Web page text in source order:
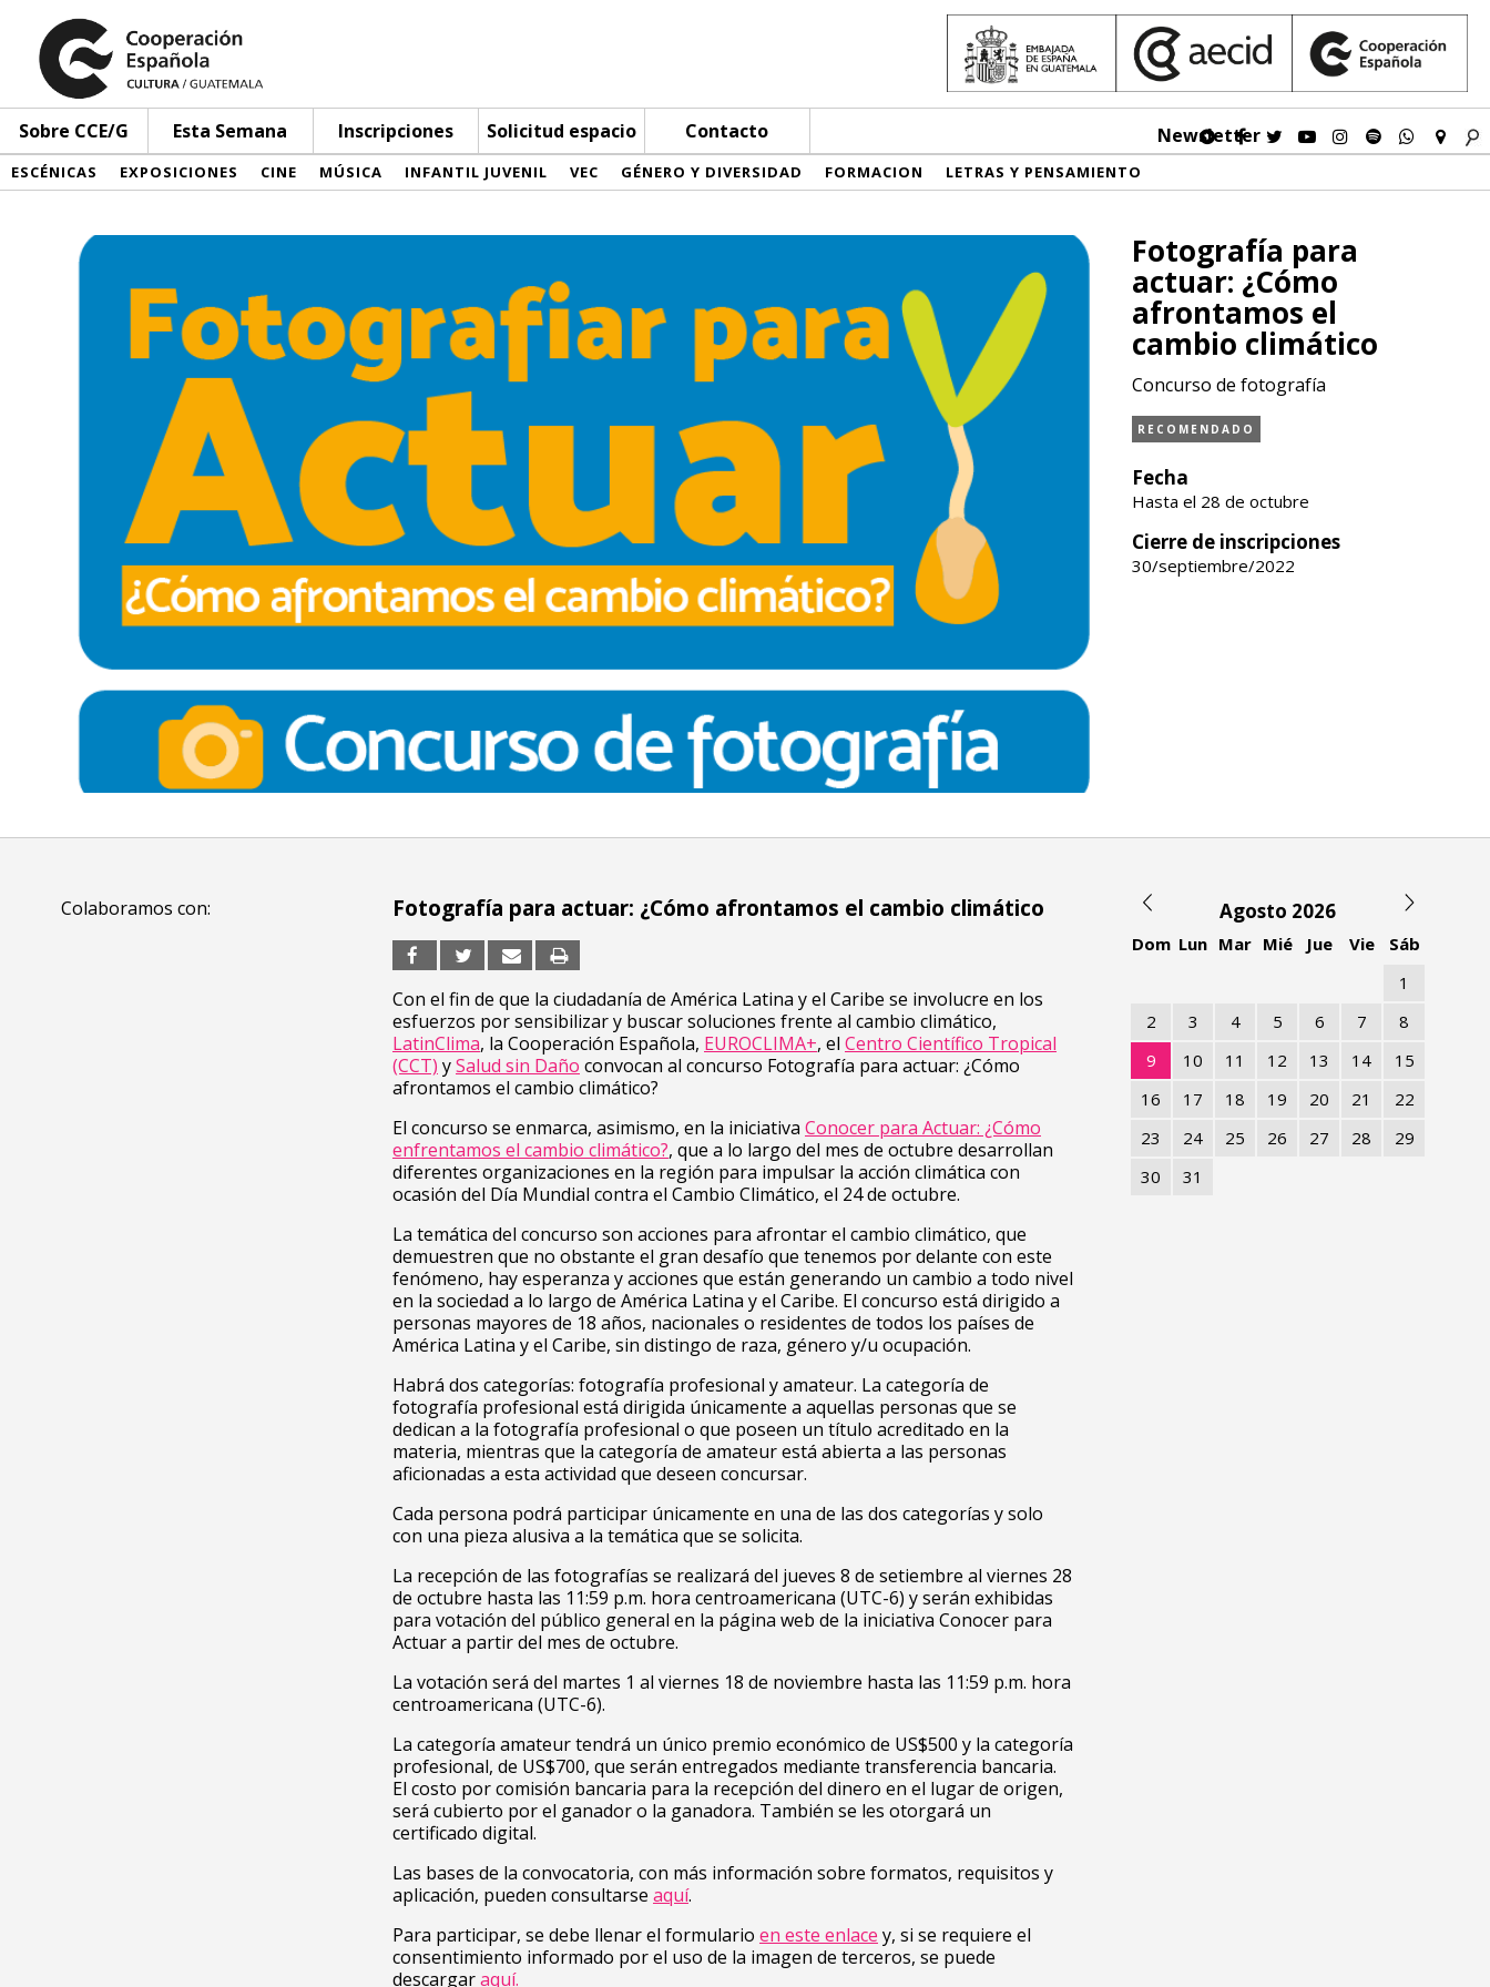
Sobre CCE/G Esta Semana Inscripciones Solicitud espacio Contacto Newsletter
ESCÉNICAS EXPOSICIONES CINE MÚSICA INFANTIL JUVENIL VEC GÉNERO Y DIVERSIDAD FORMACION LETRAS Y PENSAMIENTO
Fotografía para
actuar: ¿Cómo
afrontamos el
cambio climático
Concurso de fotografía
RECOMENDADO
Fecha
Hasta el 28 de octubre
Cierre de inscripciones
30/septiembre/2022
Colaboramos con: Fotografía para actuar: ¿Cómo afrontamos el cambio climático
Con el fin de que la ciudadanía de América Latina y el Caribe se involucre en los
esfuerzos por sensibilizar y buscar soluciones frente al cambio climático,
LatinClima, la Cooperación Española, EUROCLIMA+, el Centro Científico Tropical
(CCT) ySalud sin Daño convocan al concurso Fotografía para actuar: ¿Cómo
afrontamos el cambio climático?
El concurso se enmarca, asimismo, en la iniciativa Conocer para Actuar: ¿Cómo
enfrentamos el cambio climático?, que a lo largo del mes de octubre desarrollan
diferentes organizaciones en la región para impulsar la acción climática con
ocasión del Día Mundial contra el Cambio Climático, el 24 de octubre.
La temática del concurso son acciones para afrontar el cambio climático, que
demuestren que no obstante el gran desafío que tenemos por delante con este
fenómeno, hay esperanza y acciones que están generando un cambio a todo nivel
en la sociedad a lo largo de América Latina y el Caribe. El concurso está dirigido a
personas mayores de 18 años, nacionales o residentes de todos los países de
América Latina y el Caribe, sin distingo de raza, género y/u ocupación.
Habrá dos categorías: fotografía profesional y amateur. La categoría de
fotografía profesional está dirigida únicamente a aquellas personas que se
dedican a la fotografía profesional o que poseen un título acreditado en la
materia, mientras que la categoría de amateur está abierta a las personas
aficionadas a esta actividad que deseen concursar.
Cada persona podrá participar únicamente en una de las dos categorías y solo
con una pieza alusiva a la temática que se solicita.
La recepción de las fotografías se realizará del jueves 8 de setiembre al viernes 28
de octubre hasta las 11:59 p.m. hora centroamericana (UTC-6) y serán exhibidas
para votación del público general en la página web de la iniciativa Conocer para
Actuar a partir del mes de octubre.
La votación será del martes 1 al viernes 18 de noviembre hasta las 11:59 p.m. hora
centroamericana (UTC-6).
La categoría amateur tendrá un único premio económico de US$500 y la categoría
profesional, de US$700, que serán entregados mediante transferencia bancaria.
El costo por comisión bancaria para la recepción del dinero en el lugar de origen,
será cubierto por el ganador o la ganadora. También se les otorgará un
certificado digital.
Las bases de la convocatoria, con más información sobre formatos, requisitos y
aplicación, pueden consultarse aquí.
Para participar, se debe llenar el formulario en este enlace y, si se requiere el
consentimiento informado por el uso de la imagen de terceros, se puede
descargaraquí.
Agosto 2026
Dom Lun Mar Mié Jue Vie
Sáb
1
2
3 4 5 6 7
8
9
10 11 12 13 14
15
16
17 18 19 20 21
22
23
24 25 26 27 28
29
30
31